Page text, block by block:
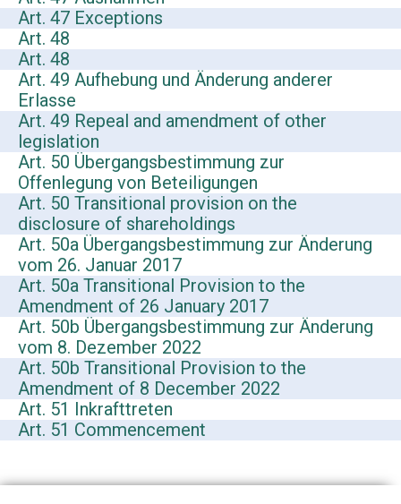
Art. 47 Exceptions
Art. 48
Art. 48
Art. 49 Aufhebung und Änderung anderer
Erlasse
Art. 49 Repeal and amendment of other
legislation
Art. 50 Übergangsbestimmung zur
Offenlegung von Beteiligungen
Art. 50 Transitional provision on the
disclosure of shareholdings
Art. 50a Übergangsbestimmung zur Änderung
vom 26. Januar 2017
Art. 50a Transitional Provision to the
Amendment of 26 January 2017
Art. 50b Übergangsbestimmung zur Änderung
vom 8. Dezember 2022
Art. 50b Transitional Provision to the
Amendment of 8 December 2022
Art. 51 Inkrafttreten
Art. 51 Commencement